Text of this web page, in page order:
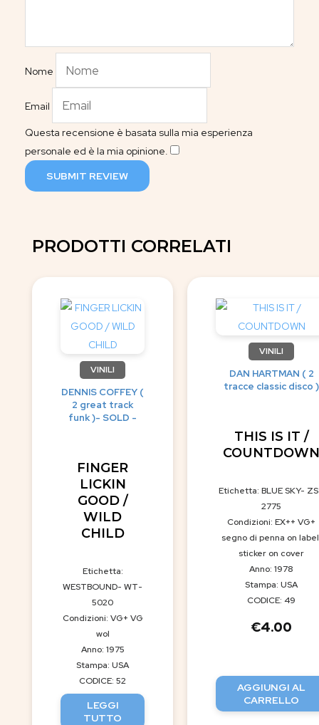
Nome
Email
Questa recensione è basata sulla mia esperienza
personale ed è la mia opinione.
SUBMIT REVIEW
PRODOTTI CORRELATI
VINILI
DENNIS COFFEY (
2 great track
funk )- SOLD -
FINGER
LICKIN
GOOD /
WILD
CHILD
Etichetta:
WESTBOUND- WT-
5020
Condizioni: VG+ VG
wol
Anno: 1975
Stampa: USA
CODICE: 52
LEGGI
TUTTO
VINILI
DAN HARTMAN ( 2
tracce classic disco )
THIS IS IT /
COUNTDOWN
Etichetta: BLUE SKY-
2775
Condizioni: EX++ VG+
segno di penna on
sticker on cover
Anno: 1978
Stampa: USA
CODICE: 49
€4.00
AGGIUNGI AL
CARRELLO